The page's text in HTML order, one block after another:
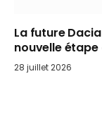
La future
nouvelle étape
28 juillet 2026